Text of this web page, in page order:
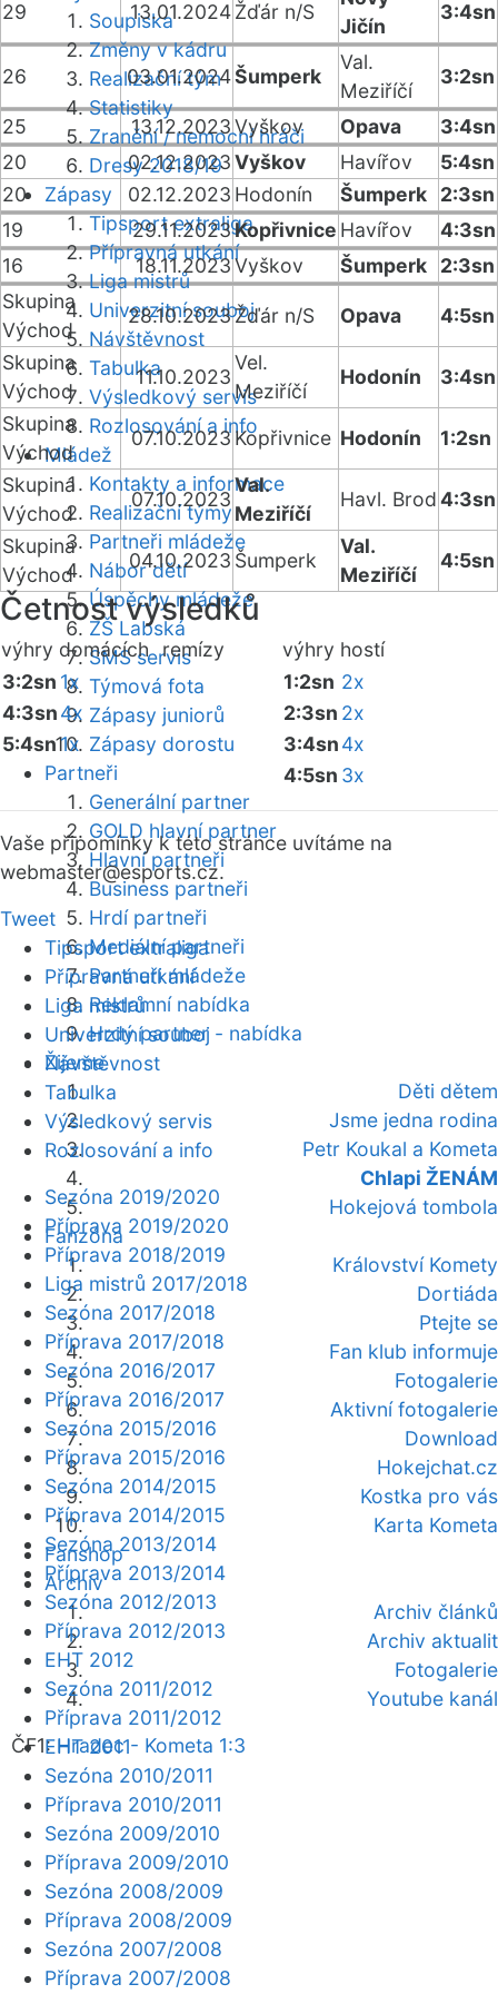
Soupiska
Změny v kádru
Realizační tým
Statistiky
Zranění / nemocní hráči
Dresy 2018/19
Zápasy
Tipsport extraliga
Přípravná utkání
Liga mistrů
Univerzitní souboj
Návštěvnost
Tabulka
Výsledkový servis
Rozlosování a info
Mládež
Kontakty a informace
Realizační týmy
Partneři mládeže
Nábor dětí
Úspěchy mládeže
ZŠ Labská
SMS servis
Týmová fota
Zápasy juniorů
Zápasy dorostu
Partneři
Generální partner
GOLD hlavní partner
Hlavní partneři
Business partneři
Hrdí partneři
Mediální partneři
Partneři mládeže
Reklamní nabídka
Hrdý partner - nabídka
Žijeme
Děti dětem
Jsme jedna rodina
Petr Koukal a Kometa
Chlapi ŽENÁM
Hokejová tombola
Fanzóna
Království Komety
Dortiáda
Ptejte se
Fan klub informuje
Fotogalerie
Aktivní fotogalerie
Download
Hokejchat.cz
Kostka pro vás
Karta Kometa
Fanshop
Archiv
Archiv článků
Archiv aktualit
Fotogalerie
Youtube kanál
ČF1:Hradec - Kometa 1:3
29 13.01.2024Žďár n/S
Jičín
3:4sn
26 03.01.2024Šumperk
Val.
Meziříčí
3:2sn
25 13.12.2023Vyškov Opava
3:4sn
20
02.12.2023Vyškov Havířov
5:4sn
20
02.12.2023 Hodonín Šumperk
2:3sn
19
29.11.2023Kopřivnice Havířov
4:3sn
16
18.11.2023Vyškov Šumperk
2:3sn
Skupina
Východ
28.10.2023Žďár n/S Opava
4:5sn
Skupina
Východ
11.10.2023
Vel.
Meziříčí
Hodonín
3:4sn
Skupina
Východ
07.10.2023Kopřivnice Hodonín
1:2sn
Skupina
Východ
07.10.2023
Val.
Meziříčí
Havl. Brod4:3sn
Skupina
Východ
04.10.2023 Šumperk
Val.
Meziříčí
4:5sn
Četnost výsledků
výhry domácíchremízy výhry hostí
3:2sn 1x
4:3sn4x
5:4sn1x
1:2sn 2x
2:3sn 2x
3:4sn4x
4:5sn 3x
Vaše připomínky k této stránce uvítáme na
webmaster@esports.cz.
Tweet
Tipsport extraliga
Přípravná utkání
Liga mistrů
Univerzitní souboj
Návštěvnost
Tabulka
Výsledkový servis
Rozlosování a info
Sezóna 2019/2020
Příprava 2019/2020
Příprava 2018/2019
Liga mistrů 2017/2018
Sezóna 2017/2018
Příprava 2017/2018
Sezóna 2016/2017
Příprava 2016/2017
Sezóna 2015/2016
Příprava 2015/2016
Sezóna 2014/2015
Příprava 2014/2015
Sezóna 2013/2014
Příprava 2013/2014
Sezóna 2012/2013
Příprava 2012/2013
EHT 2012
Sezóna 2011/2012
Příprava 2011/2012
EHT 2011
Sezóna 2010/2011
Příprava 2010/2011
Sezóna 2009/2010
Příprava 2009/2010
Sezóna 2008/2009
Příprava 2008/2009
Sezóna 2007/2008
Příprava 2007/2008